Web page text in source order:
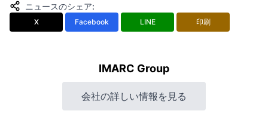
ニュースのシェア:
X Facebook LINE 印刷
IMARC Group
会社の詳しい情報を見る